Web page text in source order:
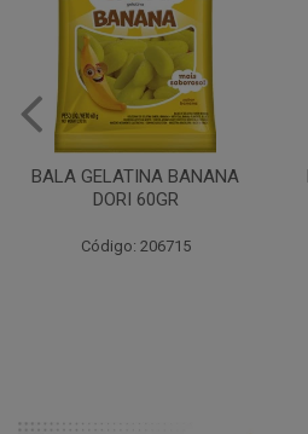
BALA GELATINA BANANA
DORI 60GR
Código: 206715